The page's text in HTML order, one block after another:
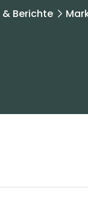
Berichte